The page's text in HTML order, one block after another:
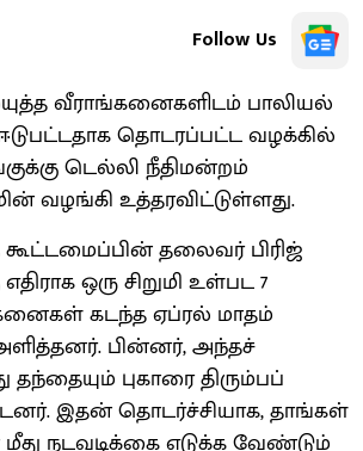
Follow Us
வீராங்கனைகளிடம் பாலியல்
ஈடுபட்டதாக தொடரப்பட்ட வழக்கில்
டெல்லி நீதிமன்றம்
வழங்கி உத்தரவிட்டுள்ளது.
தலைவர் பிரிஜ்
ஒரு சிறுமி உள்பட 7
கடந்த ஏப்ரல் மாதம்
பின்னர், அந்தச்
தந்தையும் புகாரை திரும்பப்
இதன் தொடர்ச்சியாக, தாங்கள்
மீது நடவடிக்கை எடுக்க வேண்டும்